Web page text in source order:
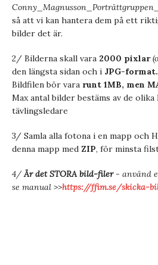
så att vi kan hantera dem på ett
bilder det är.
2/ Bilderna skall vara 2000 pixlar
den längsta sidan och i JPG-format.
Bildfilen bör vara runt 1MB, men
Max antal bilder bestäms av de
tävlingsledare
3/ Samla alla fotona i en mapp och
denna mapp med ZIP, för minsta
4/Är det STORA bild-filer- använd
se manual >>https://ffim.se/skicka-